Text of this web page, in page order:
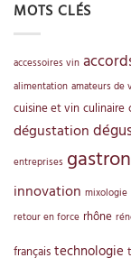
MOTS CLÉS
accessoires vin
alimentation amateurs de
cuisine et vin culinaire
dégustation
entreprises
innovation mixologie
retour en force rhône
français technologie